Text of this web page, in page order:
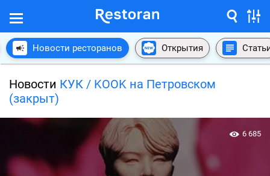
Новости ресторанов Открытия
Новости КУК / KOOK на Петровском
(закрыт)
6 685